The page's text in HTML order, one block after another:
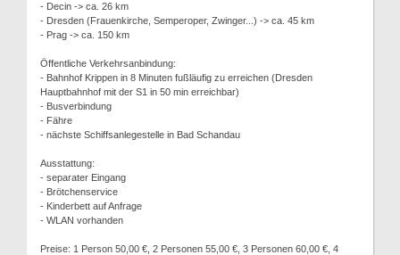
- Decin -> ca. 26 km
- Dresden (Frauenkirche, Semperoper, Zwinger...) -> ca. 45 km
- Prag -> ca. 150 km
Öffentliche Verkehrsanbindung:
- Bahnhof Krippen in 8 Minuten fußläufig zu erreichen (Dresden
Hauptbahnhof mit der S1 in 50 min erreichbar)
- Busverbindung
- Fähre
- nächste Schiffsanlegestelle in Bad Schandau
Ausstattung:
- separater Eingang
- Brötchenservice
- Kinderbett auf Anfrage
- WLAN vorhanden
Preise: 1 Person 50,00 €, 2 Personen 55,00 €, 3 Personen 60,00 €, 4